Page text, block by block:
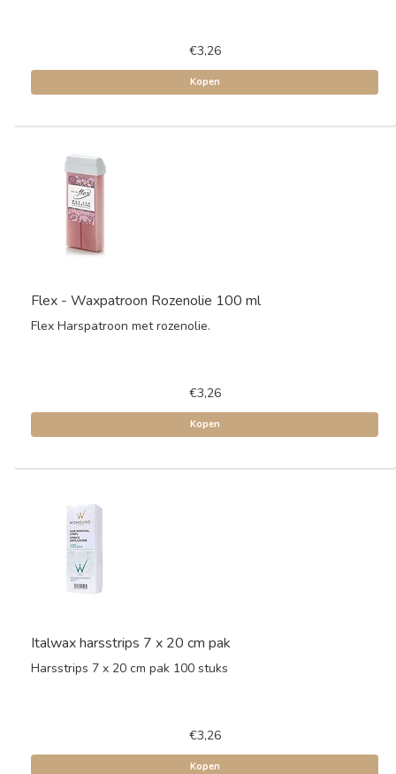
€3,26
Kopen
Flex - Waxpatroon Rozenolie 100 ml
Flex Harspatroon met rozenolie.
€3,26
Kopen
Italwax harsstrips 7 x 20 cm pak
Harsstrips 7 x 20 cm pak 100 stuks
€3,26
Kopen